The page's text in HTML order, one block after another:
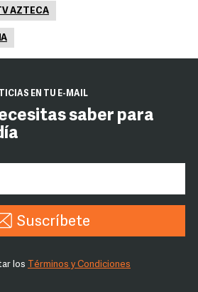
TV AZTECA
EN TU E-MAIL
saber para
Suscríbete
los Términos y Condiciones